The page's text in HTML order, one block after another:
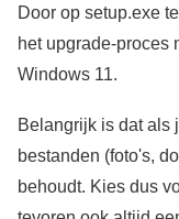
Door op setup.exe
het upgrade-proces
Windows 11.
Belangrijk is dat als
bestanden (foto's,
behoudt. Kies dus